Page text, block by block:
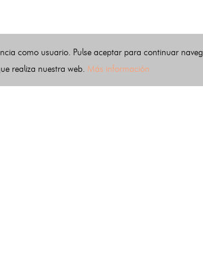
como usuario. Pulse aceptar para continuar
realiza nuestra web. Más información